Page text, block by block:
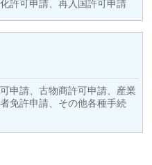
許可申請、再入国許可申請
申請、古物商許可申請、産業
免許申請、その他各種手続